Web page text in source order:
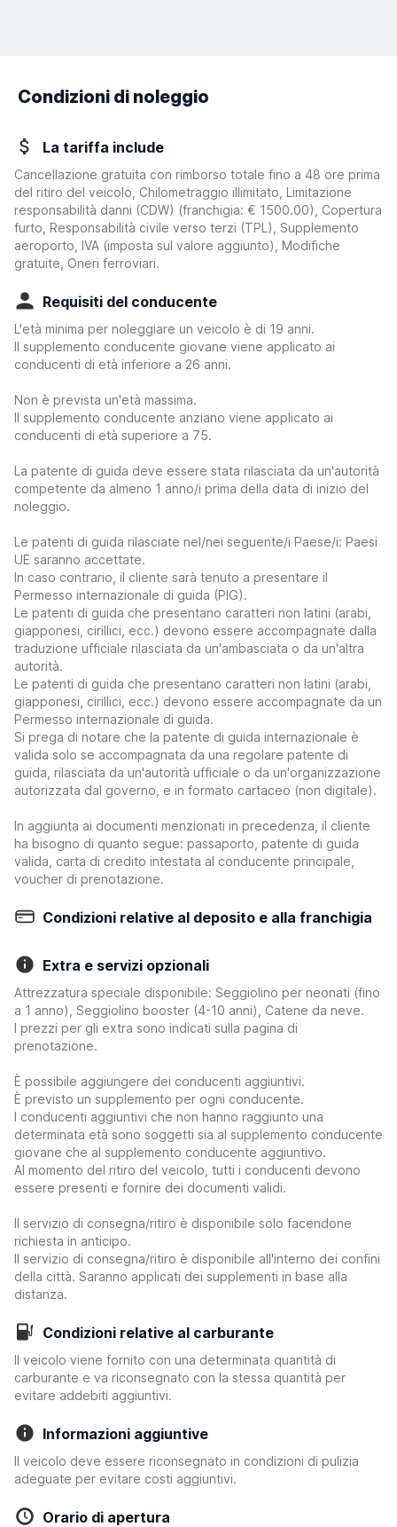
Condizioni di noleggio
La tariffa include
Cancellazione gratuita con rimborso totale fino a 48 ore prima
del ritiro del veicolo, Chilometraggio illimitato, Limitazione
responsabilità danni (CDW) (franchigia: € 1500.00)
, Copertura
furto, Responsabilità civile verso terzi (TPL), Supplemento
aeroporto, IVA (imposta sul valore aggiunto), Modifiche
gratuite, Oneri ferroviari.
Requisiti del conducente
L'età minima per noleggiare un veicolo è di 19 anni.
Il supplemento conducente giovane viene applicato ai
conducenti di età inferiore a 26 anni.
Non è prevista un'età massima.
Il supplemento conducente anziano viene applicato ai
conducenti di età superiore a 75.
La patente di guida deve essere stata rilasciata da un'autorità
competente da almeno 1 anno/i prima della data di inizio del
noleggio.
Le patenti di guida rilasciate nel/nei seguente/i Paese/i: Paesi
UE saranno accettate.
In caso contrario, il cliente sarà tenuto a presentare il
Permesso internazionale di guida (PIG).
Le patenti di guida che presentano caratteri non latini (arabi,
giapponesi, cirillici, ecc.) devono essere accompagnate dalla
traduzione ufficiale rilasciata da un'ambasciata o da un'altra
autorità.
Le patenti di guida che presentano caratteri non latini (arabi,
giapponesi, cirillici, ecc.) devono essere accompagnate da un
Permesso internazionale di guida.
Si prega di notare che la patente di guida internazionale è
valida solo se accompagnata da una regolare patente di
guida, rilasciata da un'autorità ufficiale o da un'organizzazione
autorizzata dal governo, e in formato cartaceo (non digitale).
In aggiunta ai documenti menzionati in precedenza, il cliente
ha bisogno di quanto segue: passaporto, patente di guida
valida, carta di credito intestata al conducente principale,
voucher di prenotazione.
Condizioni relative al deposito e alla franchigia
Extra e servizi opzionali
Attrezzatura speciale disponibile: Seggiolino per neonati (fino
a 1 anno), Seggiolino booster (4-10 anni), Catene da neve.
I prezzi per gli extra sono indicati sulla pagina di
prenotazione.
È possibile aggiungere dei conducenti aggiuntivi.
È previsto un supplemento per ogni conducente.
I conducenti aggiuntivi che non hanno raggiunto una
determinata età sono soggetti sia al supplemento conducente
giovane che al supplemento conducente aggiuntivo.
Al momento del ritiro del veicolo, tutti i conducenti devono
essere presenti e fornire dei documenti validi.
Il servizio di consegna/ritiro è disponibile solo facendone
richiesta in anticipo.
Il servizio di consegna/ritiro è disponibile all'interno dei confini
della città. Saranno applicati dei supplementi in base alla
distanza.
Condizioni relative al carburante
Il veicolo viene fornito con una determinata quantità di
carburante e va riconsegnato con la stessa quantità per
evitare addebiti aggiuntivi.
Informazioni aggiuntive
Il veicolo deve essere riconsegnato in condizioni di pulizia
adeguate per evitare costi aggiuntivi.
Orario di apertura